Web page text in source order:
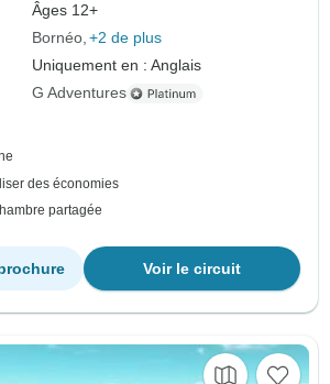
Âges 12+
Bornéo +2 de plus
Uniquement en : Anglais
G Adventures
des économies
partagée
Voir le circuit